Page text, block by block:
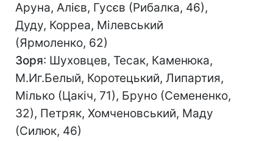
Аруна, Алієв, Гусєв (Рибалка, 46),
Дуду, Корреа, Мілевський
(Ярмоленко, 62)
Зоря: Шуховцев, Тесак, Каменюка,
М.Иг.Белый, Коротецький, Липартия,
Мілько (Цакіч, 71), Бруно (Семененко,
32), Петряк, Хомченовський, Маду
(Силюк, 46)